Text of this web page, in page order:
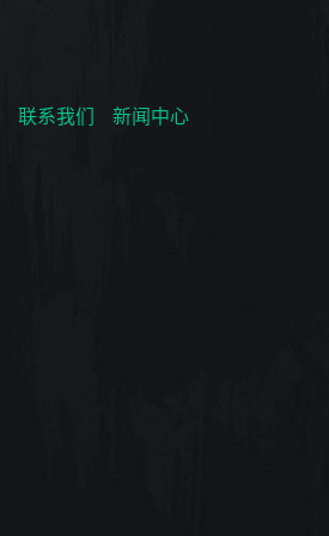
联系我们 新闻中心